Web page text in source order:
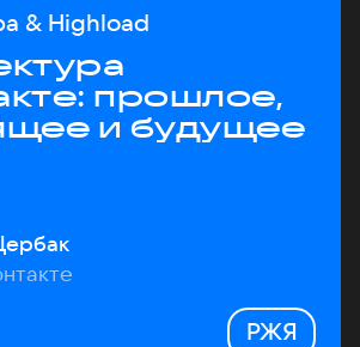
& Highload
прошлое,
и будущее
РЖЯ